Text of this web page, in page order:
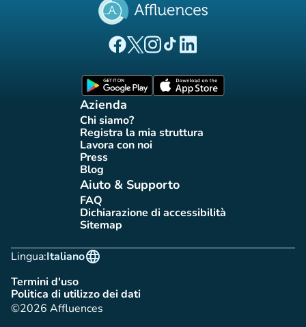
(nuova scheda)
(nuova scheda)
(nuova scheda)
(nuova scheda)
(nuova scheda)
Azienda
Chi siamo?(nuova scheda)
Registra la mia struttura
(nuova scheda)
Lavora con noi
(nuova scheda)
Press(nuova scheda)
Blog(nuova scheda)
Aiuto & Supporto
FAQ(nuova scheda)
Dichiarazione di accessibilità
(nuova scheda)
Sitemap(nuova scheda)
Lingua:
language
Italiano
Termini d'uso(nuova scheda)
Politica di utilizzo dei dati
(nuova scheda)
©2026 Affluences